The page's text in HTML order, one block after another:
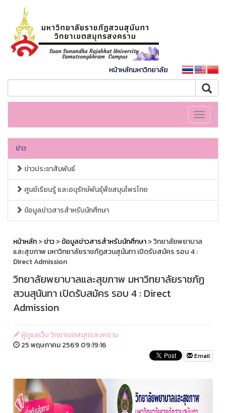
หน้าหลักมหาวิทยาลัย
Toggle
ข่าว
ข่าวประชาสัมพันธ์
ศูนย์เรียนรู้ และอนุรักษ์พันธุ์พืชสมุนไพรไทย
ข้อมูลข่าวสารสำหรับนักศึกษา
หน้าหลัก>ข่าว>ข้อมูลข่าวสารสำหรับนักศึกษา> วิทยาลัยพยาบาล
และสุขภาพ มหาวิทยาลัยราชภัฏสวนสุนันทา เปิดรับสมัคร รอบ 4 :
Direct Admission
วิทยาลัยพยาบาลและสุขภาพ มหาวิทยาลัยราชภัฏ
สวนสุนันทา เปิดรับสมัคร รอบ 4 : Direct
Admission
ผู้ดูแลเว็บ วิทยาเขตสมุทรสงคราม
25 พฤษภาคม 2569 09:19:16
Email